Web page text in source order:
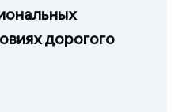
дорогого